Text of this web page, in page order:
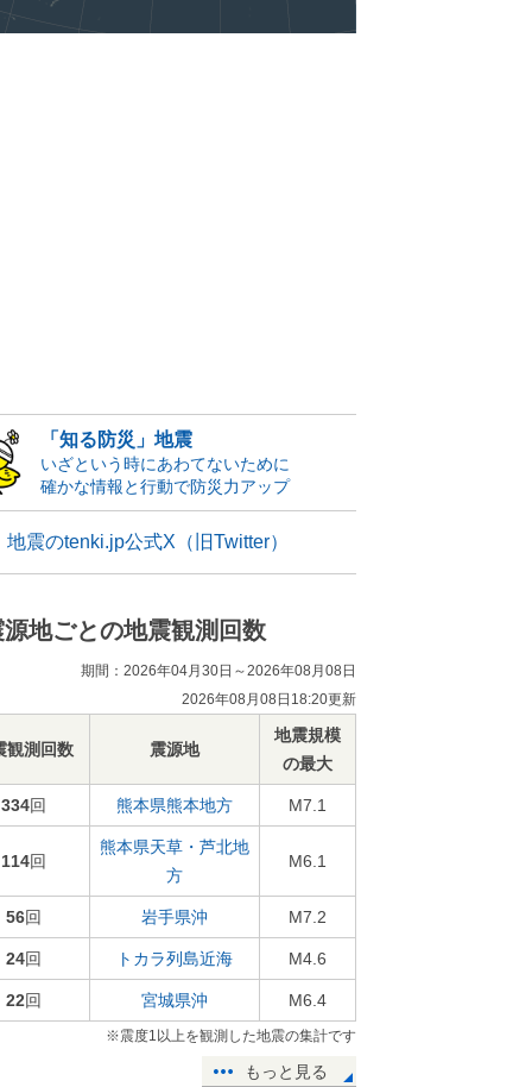
「知る防災」地震
いざという時にあわてないために
確かな情報と行動で防災力アップ
地震のtenki.jp公式X（旧Twitter）
源地ごとの地震観測回数
期間：2026年04月30日～2026年08月08日
2026年08月08日18:20更新
観測回数 震源地
地震規模
の最大
334回 熊本県熊本地方 M7.1
114回
熊本県天草・芦北地
方
M6.1
56回 岩手県沖 M7.2
24回 トカラ列島近海 M4.6
22回 宮城県沖 M6.4
※震度1以上を観測した地震の集計です
もっと見る